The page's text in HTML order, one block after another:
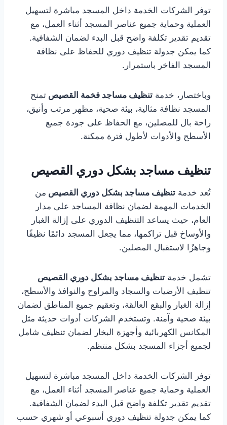
توفر الشركات الخدمة داخل المسجد مباشرة لتسهيل
العملية وحماية جميع عناصر المسجد أثناء العمل، مع
تقديم تقدير تكلفة واضح قبل البدء لضمان الشفافية.
كما يمكن جدولة تنظيف دوري للحفاظ على نظافة
المسجد الفاخر باستمرار.
وباختصار، خدمة تنظيف مساجد فخمة القصيص تمنح
المسجد نظافة مثالية، بيئة صحية، مظهر مرتب وأنيق،
راحة بال للمصلين، مع الحفاظ على جودة جميع
الأسطح والأدوات لأطول فترة ممكنة.
تنظيف مساجد بشكل دوري القصيص
تُعد خدمة تنظيف مساجد بشكل دوري القصيص من
الخدمات المهمة لضمان نظافة المساجد على مدار
العام، حيث يساعد التنظيف الدوري على إزالة الغبار
والأوساخ قبل تراكمها، مما يجعل المسجد دائمًا نظيفًا
وجاهزًا لاستقبال المصلين.
تشمل خدمة تنظيف مساجد بشكل دوري القصيص
تنظيف الأرضيات والسجاد والمراوح والنوافذ والأسطح،
إزالة الغبار والبقع العالقة، وتعقيم جميع المناطق لضمان
بيئة صحية وآمنة. وتستخدم الشركات أدوات حديثة مثل
المكانس الكهربائية وأجهزة البخار لضمان تنظيف شامل
لجميع أجزاء المسجد بشكل منتظم.
توفر الشركات الخدمة داخل المسجد مباشرة لتسهيل
العملية وحماية جميع عناصر المسجد أثناء العمل، مع
تقديم تقدير تكلفة واضح قبل البدء لضمان الشفافية.
كما يمكن جدولة تنظيف دوري أسبوعي أو شهري حسب